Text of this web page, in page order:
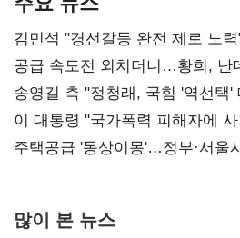
김민석 "경선갈등 완전 제로 노
사과부터"
공급 속도전 외치더니…황희, 난
리모델링' 제안
송영길 측 "정청래, 국힘 '역선택
총선 지휘 못해"
이 대통령 "국가폭력 피해자에
진실 밝혀야"
주택공급 '동상이몽'…정부·서울
많이 본 뉴스